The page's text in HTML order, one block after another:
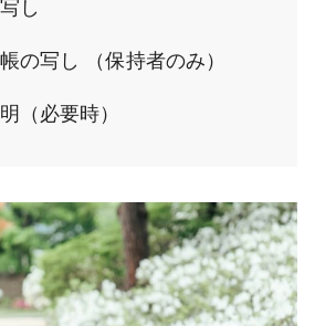
し
の写し （保持者のみ）
（必要時）